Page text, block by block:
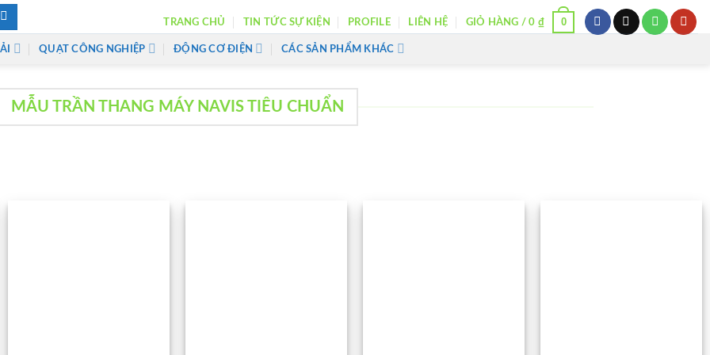
TRANG CHỦ TIN TỨC SỰ KIỆN PROFILE LIÊN HỆ GIỎ HÀNG /0 ₫ 0
QUẠT CÔNG NGHIỆP ĐỘNG CƠ ĐIỆN CÁC SẢN PHẨM KHÁC
MẪU TRẦN THANG MÁY NAVIS TIÊU CHUẨN